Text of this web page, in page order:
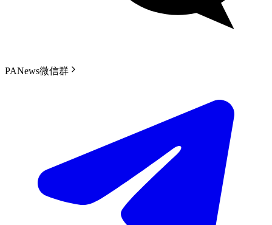
PANews微信群